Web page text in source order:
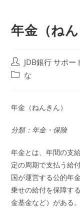
年金（ねん
投
稿
JDB銀行 サポー
投
テ
リ
な
年金（ねんきん）
分類：年金・保険
年金とは、年間の支
定の周期で支払う給
国が運営する公的年
乗せの給付を保障す
金基金など）がある。